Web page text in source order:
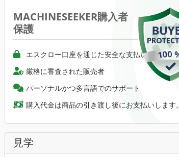
MACHINESEEKER購入者
保護
エスクロー口座を通じた安全な支払い
厳格に審査された販売者
パーソナルかつ多言語でのサポート
購入代金は商品の引き渡し後にお支払いします。
見学